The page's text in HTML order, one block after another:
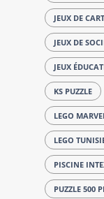
JEUX DE
JEUX DE
JEUX
KS PUZZLE
LEGO
LEGO
PISCINE
PUZZLE 500